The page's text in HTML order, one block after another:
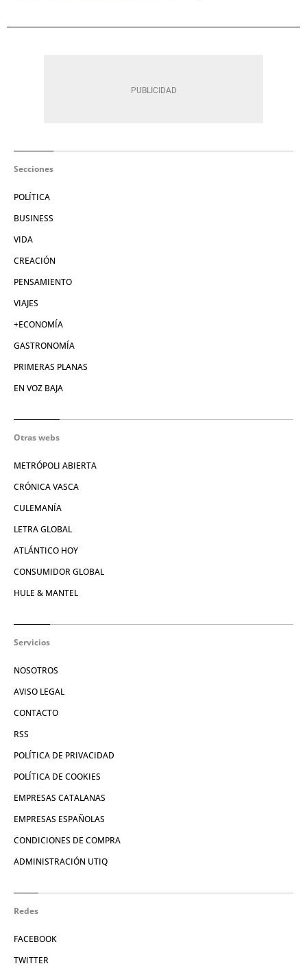
Secciones
POLÍTICA
BUSINESS
VIDA
CREACIÓN
PENSAMIENTO
VIAJES
+ECONOMÍA
GASTRONOMÍA
PRIMERAS PLANAS
EN VOZ BAJA
Otras webs
METRÓPOLI ABIERTA
CRÓNICA VASCA
CULEMANÍA
LETRA GLOBAL
ATLÁNTICO HOY
CONSUMIDOR GLOBAL
HULE & MANTEL
Servicios
NOSOTROS
AVISO LEGAL
CONTACTO
RSS
POLÍTICA DE PRIVACIDAD
POLÍTICA DE COOKIES
EMPRESAS CATALANAS
EMPRESAS ESPAÑOLAS
CONDICIONES DE COMPRA
ADMINISTRACIÓN UTIQ
Redes
FACEBOOK
TWITTER